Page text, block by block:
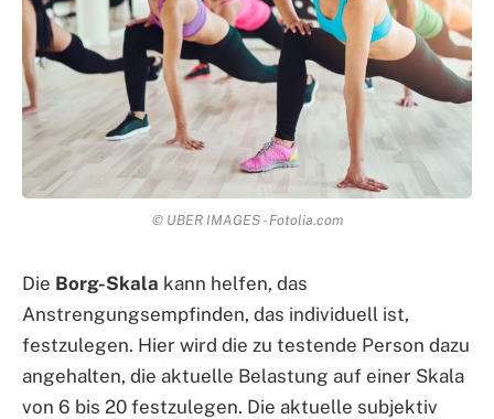
© UBER IMAGES - Fotolia.com
Die Borg-Skala kann helfen, das
Anstrengungsempfinden, das individuell ist,
festzulegen. Hier wird die zu testende Person dazu
angehalten, die aktuelle Belastung auf einer Skala
von 6 bis 20 festzulegen. Die aktuelle subjektiv